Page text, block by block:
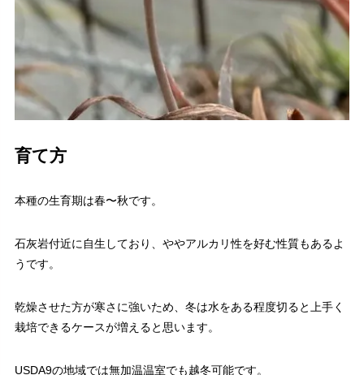
育て方
本種の生育期は春〜秋です。
石灰岩付近に自生しており、ややアルカリ性を好む性質もあるよ
うです。
乾燥させた方が寒さに強いため、冬は水をある程度切ると上手く
栽培できるケースが増えると思います。
USDA9の地域では無加温温室でも越冬可能です。